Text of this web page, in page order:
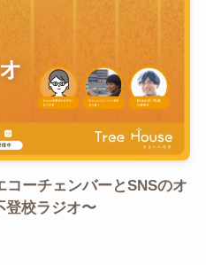
コーチェンバーとSNSのオ
登校ラジオ〜